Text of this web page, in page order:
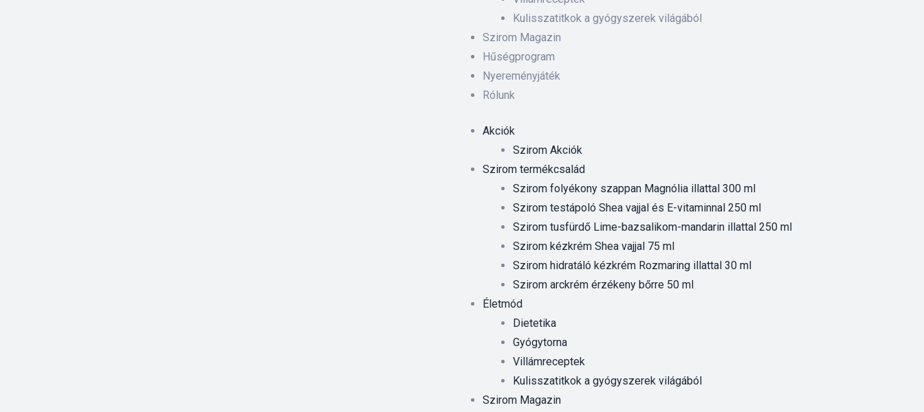
Kulisszatitkok a gyógyszerek világából
Szirom Magazin
Hűségprogram
Nyereményjáték
Rólunk
Akciók
Szirom Akciók
Szirom termékcsalád
Szirom folyékony szappan Magnólia illattal 300 ml
Szirom testápoló Shea vajjal és E-vitaminnal 250 ml
Szirom tusfürdő Lime-bazsalikom-mandarin illattal 250 ml
Szirom kézkrém Shea vajjal 75 ml
Szirom hidratáló kézkrém Rozmaring illattal 30 ml
Szirom arckrém érzékeny bőrre 50 ml
Életmód
Dietetika
Gyógytorna
Villámreceptek
Kulisszatitkok a gyógyszerek világából
Szirom Magazin